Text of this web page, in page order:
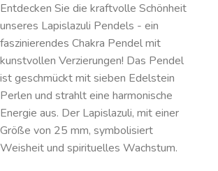
Entdecken Sie die kraftvolle Schönheit
unseres Lapislazuli Pendels - ein
faszinierendes Chakra Pendel mit
kunstvollen Verzierungen! Das Pendel
ist geschmückt mit sieben Edelstein
Perlen und strahlt eine harmonische
Energie aus. Der Lapislazuli, mit einer
Größe von 25 mm, symbolisiert
Weisheit und spirituelles Wachstum.